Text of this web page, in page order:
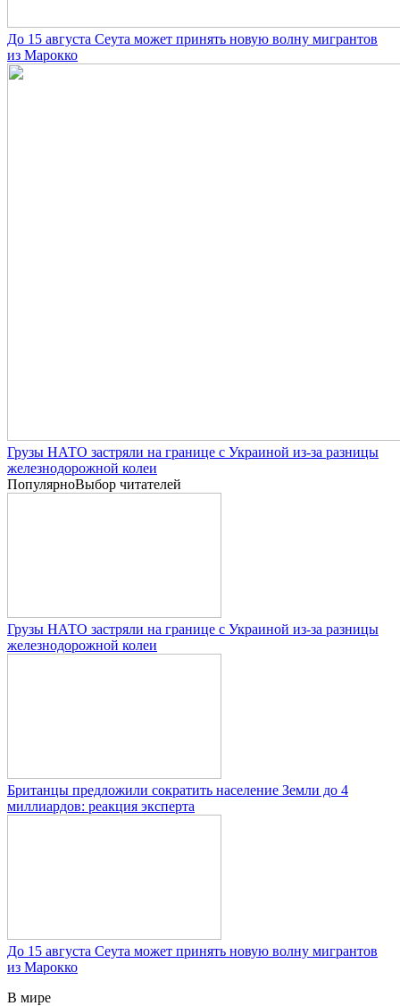
До 15 августа Сеута может принять новую волну мигрантов
из Марокко
Грузы НАТО застряли на границе с Украиной из-за разницы
железнодорожной колеи
ПопулярноВыбор читателей
Грузы НАТО застряли на границе с Украиной из-за разницы
железнодорожной колеи
Британцы предложили сократить население Земли до 4
миллиардов: реакция эксперта
До 15 августа Сеута может принять новую волну мигрантов
из Марокко
В мире